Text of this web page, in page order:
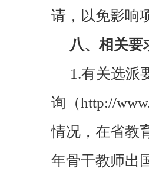
请，以免影响
八、相关要
1.有关选派
询（http://
情况，在省教
年骨干教师出